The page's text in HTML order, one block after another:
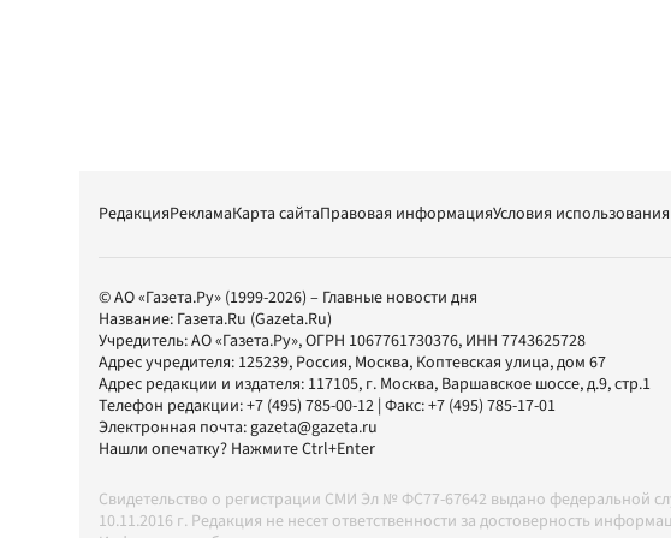
РедакцияРекламаКарта сайтаПравовая информацияУсловия использования
© АО «Газета.Ру» (1999-2026) – Главные новости дня
Название: Газета.Ru (Gazeta.Ru)
Учредитель:АО «Газета.Ру», ОГРН 1067761730376, ИНН 7743625728
Адрес учредителя: 125239, Россия, Москва, Коптевская улица, дом 67
Адрес редакции и издателя: 117105, г. Москва, Варшавское шоссе, д.9, стр.1
Телефон редакции:+7 (495) 785-00-12 | Факс:+7 (495) 785-17-01
Электронная почта:gazeta@gazeta.ru
Нашли опечатку? Нажмите Ctrl+Enter
Свидетельство о регистрации СМИ Эл № ФС77-67642 выдано федеральной
10.11.2016 г. Редакция не несет ответственности за достоверность